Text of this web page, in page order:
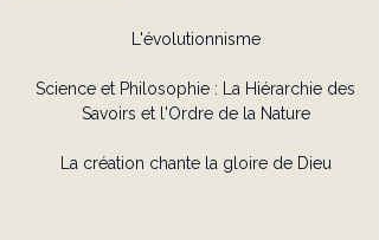
L'évolutionnisme
Science et Philosophie : La Hiérarchie des
Savoirs et l'Ordre de la Nature
La création chante la gloire de Dieu